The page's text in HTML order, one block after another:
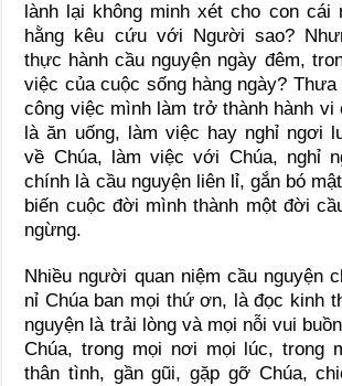
lành lại không minh xét cho con cái
hằng kêu cứu với Người sao?
thực hành cầu nguyện ngày đêm,
việc của cuộc sống hàng ngày?
công việc mình làm trở thành hành vi
là ăn uống, làm việc hay nghỉ ngơi
về Chúa, làm việc với Chúa, nghỉ
chính là cầu nguyện liên lỉ, gắn bó
biến cuộc đời mình thành một đời
ngừng.
Nhiều người quan niệm cầu nguyện
nỉ Chúa ban mọi thứ ơn, là đọc kinh
nguyện là trải lòng và mọi nỗi vui
Chúa, trong mọi nơi mọi lúc, trong
thân tình, gần gũi, gặp gỡ Chúa,